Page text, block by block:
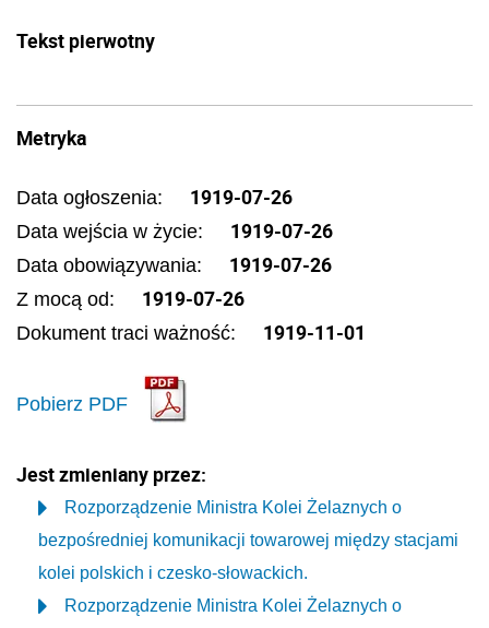
Tekst pierwotny
Metryka
Data ogłoszenia: 1919-07-26
Data wejścia w życie: 1919-07-26
Data obowiązywania: 1919-07-26
Z mocą od: 1919-07-26
Dokument traci ważność: 1919-11-01
Pobierz PDF
Jest zmieniany przez:
Rozporządzenie Ministra Kolei Żelaznych o
bezpośredniej komunikacji towarowej między stacjami
kolei polskich i czesko-słowackich.
Rozporządzenie Ministra Kolei Żelaznych o